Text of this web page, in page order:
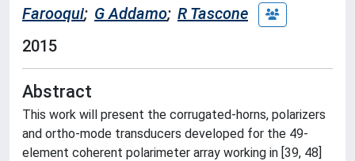
Farooqui; G Addamo; R Tascone
2015
Abstract
This work will present the corrugated-horns, polarizers
and ortho-mode transducers developed for the 49-
element coherent polarimeter array working in [39, 48]